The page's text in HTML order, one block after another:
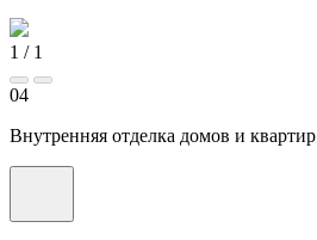
1 / 1
04
Внутренняя отделка домов и квартир